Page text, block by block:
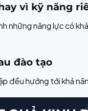
vì kỹ năng
những năng lực có
đào tạo
đều hướng tới khả